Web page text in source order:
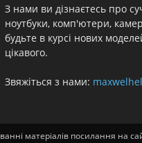
З нами ви дізнаєтесь про
ноутбуки, комп'ютери,
будьте в курсі нових
цікавого.
Звяжіться з нами:
матеріалів посилання на